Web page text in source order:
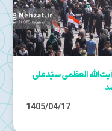
العظمی سیّدعلی
1405/04/17